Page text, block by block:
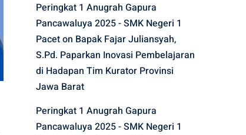
Peringkat 1 Anugrah Gapura
Pancawaluya 2025 - SMK Negeri 1
Paceton Bapak Fajar Juliansyah,
S.Pd. Paparkan Inovasi Pembelajaran
di Hadapan Tim Kurator Provinsi
Jawa Barat
Peringkat 1 Anugrah Gapura
Pancawaluya 2025 - SMK Negeri 1